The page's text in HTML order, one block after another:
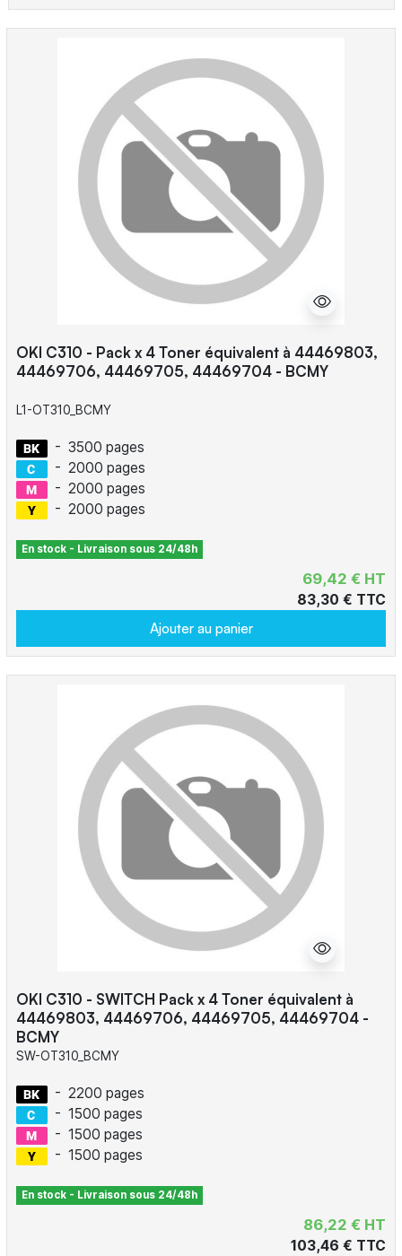
OKI C310 - Pack x 4 Toner équivalent à 44469803,
44469706, 44469705, 44469704 - BCMY
L1-OT310_BCMY
- 3500 pages
- 2000 pages
- 2000 pages
- 2000 pages
En stock - Livraison sous 24/48h
69,42 € HT
83,30 € TTC
Ajouter au panier
OKI C310 - SWITCH Pack x 4 Toner équivalent à
44469803, 44469706, 44469705, 44469704 -
BCMY
SW-OT310_BCMY
- 2200 pages
- 1500 pages
- 1500 pages
- 1500 pages
En stock - Livraison sous 24/48h
86,22 € HT
103,46 € TTC